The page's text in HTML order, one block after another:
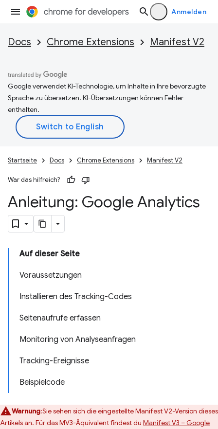
Anmelden
Docs Chrome Extensions Manifest V2
Google verwendet KI-Technologie, um Inhalte in Ihre bevorzugte
Sprache zu übersetzen. KI-Übersetzungen können Fehler
enthalten.
Startseite Docs Chrome Extensions Manifest V2
War das hilfreich?
Anleitung: Google Analytics
Auf dieser Seite
Voraussetzungen
Installieren des Tracking-Codes
Seitenaufrufe erfassen
Monitoring von Analyseanfragen
Tracking-Ereignisse
Beispielcode
Warnung:Sie sehen sich die eingestellte Manifest V2-Version dieses
Artikels an. Für das MV3-Äquivalent findest du Manifest V3 – Google